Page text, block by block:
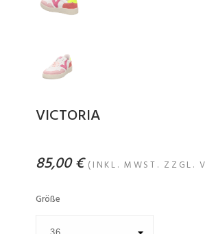
VICTORIA
85,00 € (INKL. MWST. ZZGL.
Größe